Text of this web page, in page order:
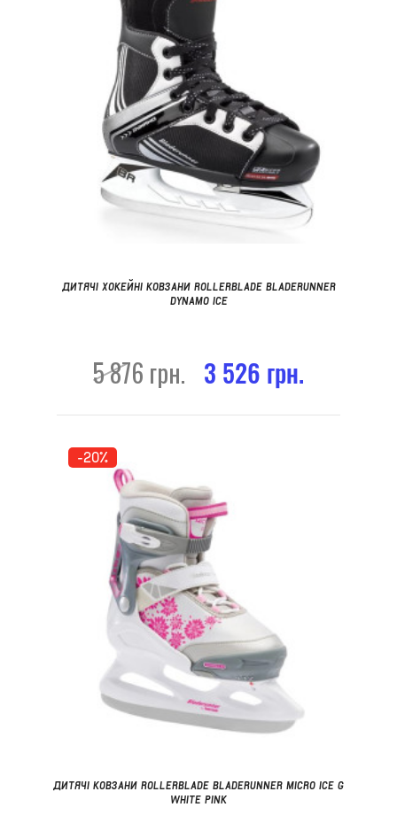
ДИТЯЧІ ХОКЕЙНІ КОВЗАНИ ROLLERBLADE BLADERUNNER
DYNAMO ICE
5 876 грн. 3 526 грн.
-20%
ДИТЯЧІ КОВЗАНИ ROLLERBLADE BLADERUNNER MICRO ICE G
WHITE PINK